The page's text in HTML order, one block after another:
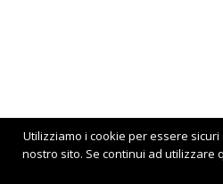
Utilizziamo i cookie per essere
nostro sito. Se continui ad utilizzare